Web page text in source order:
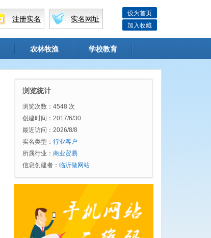
注册实名 实名网址
设为首页
加入收藏
农林牧渔 学校教育
浏览统计
浏览次数：4548 次
创建时间：2017/6/30
最近访问：2026/8/8
实名类型： 行业客户
所属行业： 商业贸易
信息创建者： 临沂做网站